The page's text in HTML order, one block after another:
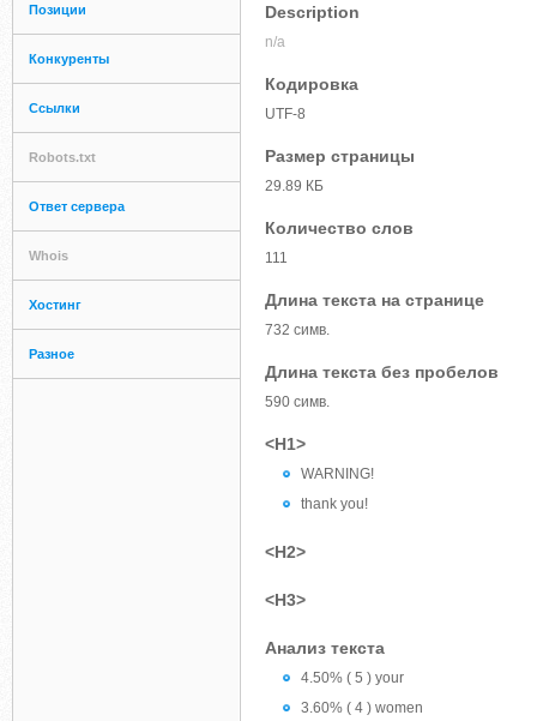
Позиции
Конкуренты
Ссылки
Robots.txt
Ответ сервера
Whois
Хостинг
Разное
Description
n/a
Кодировка
UTF-8
Размер страницы
29.89 КБ
Количество слов
111
Длина текста на странице
732 симв.
Длина текста без пробелов
590 симв.
<H1>
WARNING!
thank you!
<H2>
<H3>
Анализ текста
4.50% ( 5 ) your
3.60% ( 4 ) women